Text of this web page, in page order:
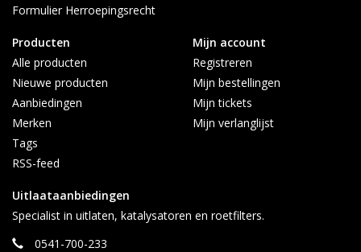
Formulier Herroepingsrecht
Producten
Alle producten
Nieuwe producten
Aanbiedingen
Merken
Tags
RSS-feed
Mijn account
Registreren
Mijn bestellingen
Mijn tickets
Mijn verlanglijst
Uitlaataanbiedingen
Specialist in uitlaten, katalysatoren en roetfilters.
0541-700-233